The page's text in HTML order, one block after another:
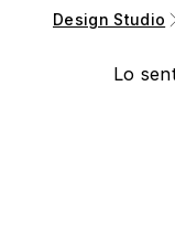
Design Studio
Lo